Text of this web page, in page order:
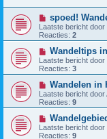
spoed!
Laatste bericht door
Reacties: 2
Wandeltips
Laatste bericht door
Reacties: 3
Wandelen in
Laatste bericht door
Reacties: 9
Laatste bericht door
Reacties: 9